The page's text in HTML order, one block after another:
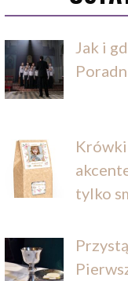
Jak i
Krówki
tylko